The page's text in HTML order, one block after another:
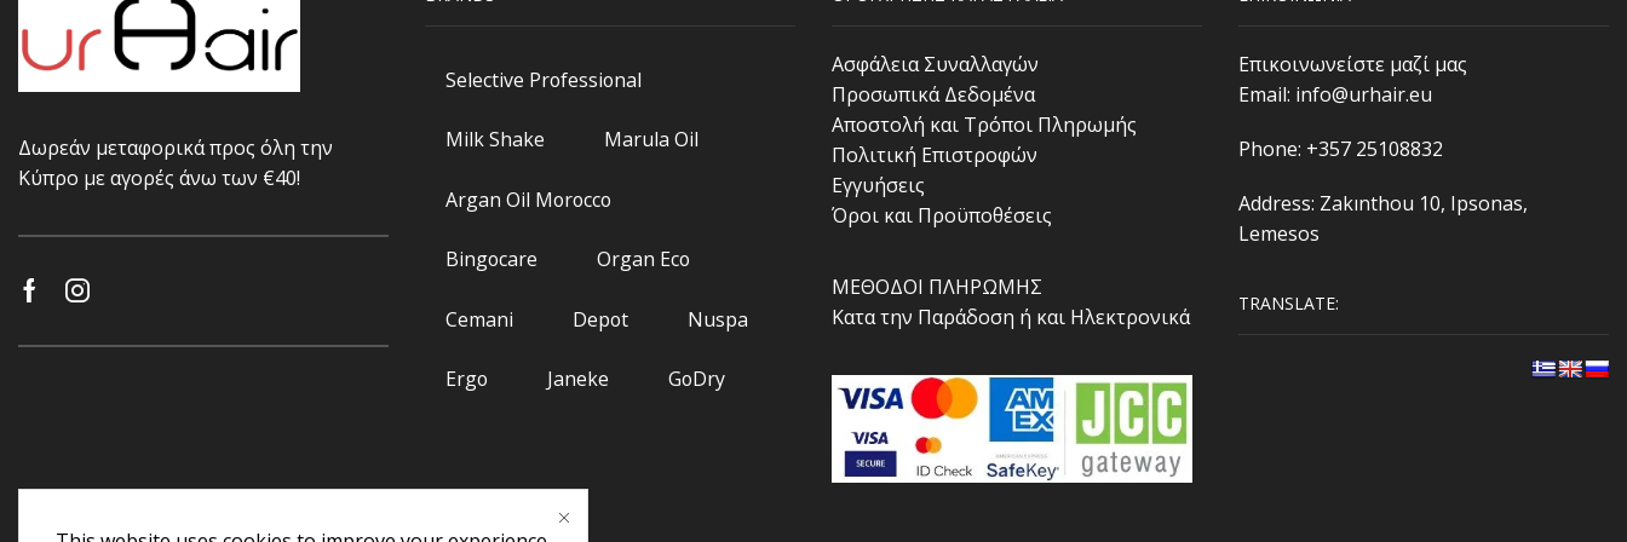
Δωρεάν μεταφορικά προς όλη την
Κύπρο με αγορές άνω των €40!
Selective Professional
Milk Shake Marula Oil
Argan Oil Morocco
Bingocare Organ Eco
Cemani Depot Nuspa
Ergo Janeke GoDry
Ασφάλεια Συναλλαγών
Προσωπικά Δεδομένα
Αποστολή και Τρόποι Πληρωμής
Πολιτική Επιστροφών
Εγγυήσεις
Όροι και Προϋποθέσεις
ΜΕΘΟΔΟΙ ΠΛΗΡΩΜΗΣ
Κατα την Παράδοση ή και Ηλεκτρονικά
Επικοινωνείστε μαζί μας
Email: info@urhair.eu
Phone: +357 25108832
Address: Zakınthou 10, Ipsonas,
Lemesos
TRANSLATE: